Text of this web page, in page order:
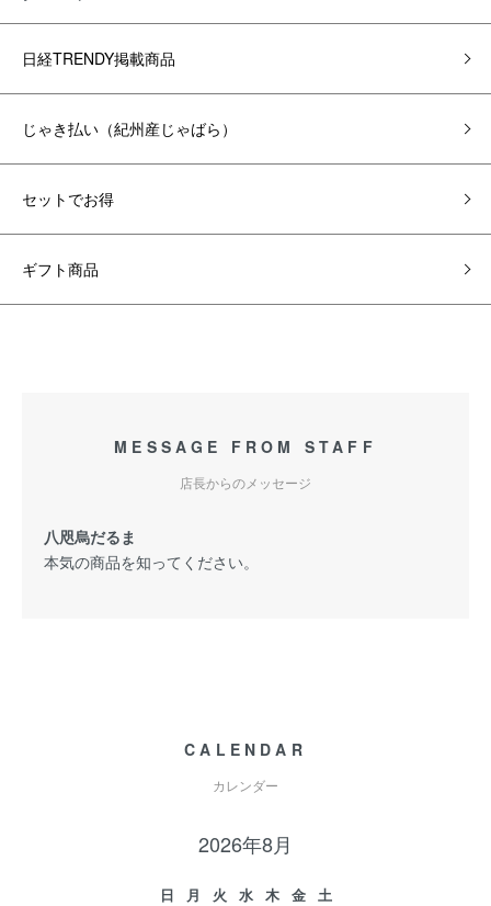
日経TRENDY掲載商品
じゃき払い（紀州産じゃばら）
セットでお得
ギフト商品
MESSAGE FROM STAFF
店長からのメッセージ
八咫烏だるま
本気の商品を知ってください。
CALENDAR
カレンダー
2026年8月
日 月 火 水 木 金
土